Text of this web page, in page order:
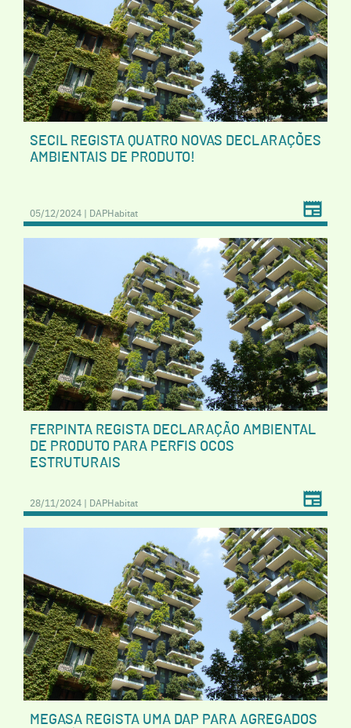
SECIL REGISTA QUATRO NOVAS DECLARAÇÕES
AMBIENTAIS DE PRODUTO!
05/12/2024 | DAPHabitat
FERPINTA REGISTA DECLARAÇÃO AMBIENTAL
DE PRODUTO PARA PERFIS OCOS
ESTRUTURAIS
28/11/2024 | DAPHabitat
MEGASA REGISTA UMA DAP PARA AGREGADOS